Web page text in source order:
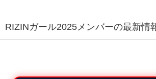
RIZINガール2025メンバーの最新情